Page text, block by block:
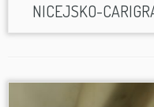
NICEJSKO-